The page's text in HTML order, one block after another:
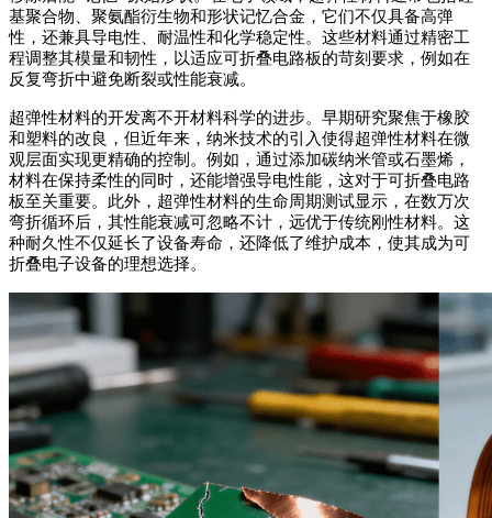
基聚合物、聚氨酯衍生物和形状记忆合金，它们不仅具备高弹
性，还兼具导电性、耐温性和化学稳定性。这些材料通过精密工
程调整其模量和韧性，以适应可折叠电路板的苛刻要求，例如在
反复弯折中避免断裂或性能衰减。
超弹性材料的开发离不开材料科学的进步。早期研究聚焦于橡胶
和塑料的改良，但近年来，纳米技术的引入使得超弹性材料在微
观层面实现更精确的控制。例如，通过添加碳纳米管或石墨烯，
材料在保持柔性的同时，还能增强导电性能，这对于可折叠电路
板至关重要。此外，超弹性材料的生命周期测试显示，在数万次
弯折循环后，其性能衰减可忽略不计，远优于传统刚性材料。这
种耐久性不仅延长了设备寿命，还降低了维护成本，使其成为可
折叠电子设备的理想选择。